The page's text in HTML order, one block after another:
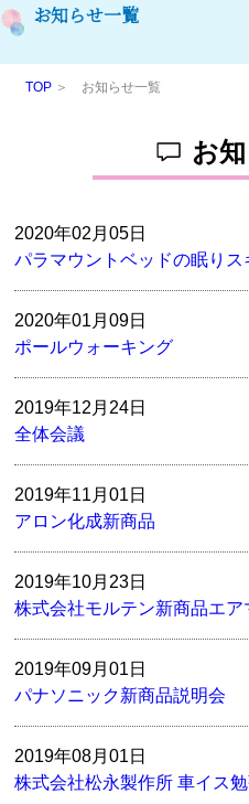
お知らせ一覧
TOP ＞ お知らせ一覧
お
2020年02月05日
パラマウントベッドの眠りス
2020年01月09日
ポールウォーキング
2019年12月24日
全体会議
2019年11月01日
アロン化成新商品
2019年10月23日
株式会社モルテン新商品エ
2019年09月01日
パナソニック新商品説明会
2019年08月01日
株式会社松永製作所 車イス